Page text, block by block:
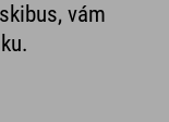
vám